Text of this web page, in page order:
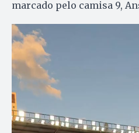
marcado pelo camisa 9,